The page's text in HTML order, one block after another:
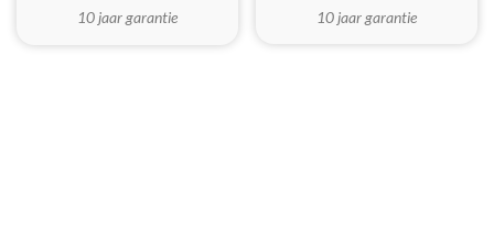
10 jaar garantie
10 jaar garantie